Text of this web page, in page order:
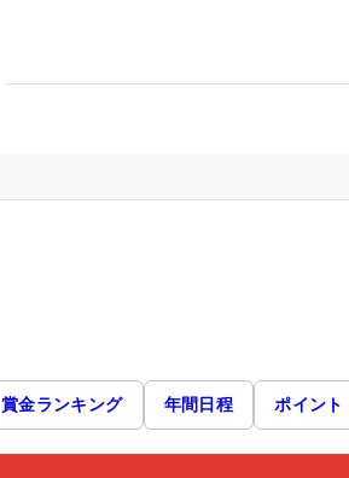
賞金ランキング 年間日程 ポイント